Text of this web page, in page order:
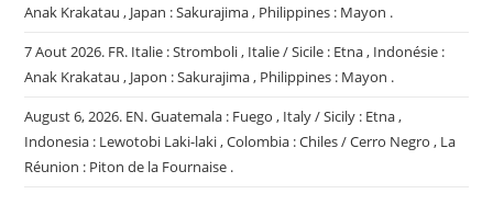
Anak Krakatau , Japan : Sakurajima , Philippines : Mayon .
7 Aout 2026. FR. Italie : Stromboli , Italie / Sicile : Etna , Indonésie :
Anak Krakatau , Japon : Sakurajima , Philippines : Mayon .
August 6, 2026. EN. Guatemala : Fuego , Italy / Sicily : Etna ,
Indonesia : Lewotobi Laki-laki , Colombia : Chiles / Cerro Negro , La
Réunion : Piton de la Fournaise .